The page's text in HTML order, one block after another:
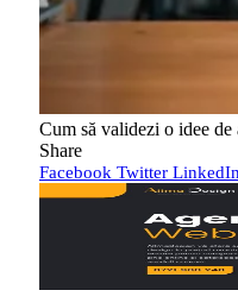
Cum să validezi o idee
Share
Facebook Twitter LinkedIn